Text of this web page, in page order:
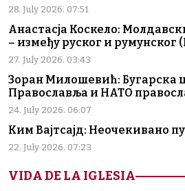
28. July 2026. 07:51
Анастасја Коскело:
– између руског и румунског
27. July 2026. 03:43
Зоран Милошевић: Бугарска
Православља и НАТО
24. July 2026. 06:07
Ким Вајтсајд: Неочекивано
22. July 2026. 07:23
VIDA DE LA IGLESIA